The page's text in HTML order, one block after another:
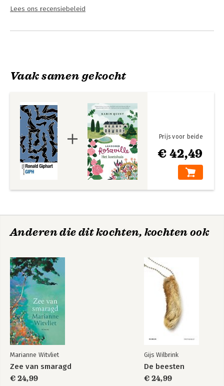
Lees ons recensiebeleid
Vaak samen gekocht
€ 42,49
Prijs voor beide
Anderen die dit kochten, kochten ook
Marianne Witvliet
Zee van smaragd
€ 24,99
Gijs Wilbrink
De beesten
€ 24,99